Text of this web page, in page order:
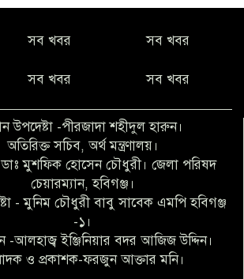
কিবরিয়া
বৃত্তি পরীক্ষার সুযোগ করে দিলেন প্রধান শিক্ষক
ফারুক মাস্টার
আব্দুল হক তালুকদার ফাউন্ডেশন মানবতার
শিকড় ছুঁই ছুঁই,ফরজুন আক্তার মনি
সিলেট রেঞ্জের শ্রেষ্ঠ ওসি নির্বাচিত হলেন
নবীগঞ্জ থানার ওসি মোনায়েম
সব খবর সব খবর
সব খবর সব খবর
উপদেষ্টা -পীরজাদা শহীদুল হারুন।
অতিরিক্ত সচিব, অর্থ মন্ত্রণালয়।
ডাঃ মুশফিক হোসেন চৌধুরী। জেলা পরিষদ
চেয়ারম্যান, হবিগঞ্জ।
- মুনিম চৌধুরী বাবু সাবেক এমপি হবিগঞ্জ
-১।
-আলহাজ্ব ইঞ্জিনিয়ার বদর আজিজ উদ্দিন।
ও প্রকাশক-ফরজুন আক্তার মনি।